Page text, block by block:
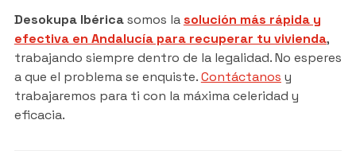
Desokupa Ibéricasomos lasolución más rápida y
efectiva en Andalucía para recuperar tu vivienda,
trabajando siempre dentro de la legalidad. No esperes
a que el problema se enquiste.Contáctanos y
trabajaremos para ti con la máxima celeridad y
eficacia.